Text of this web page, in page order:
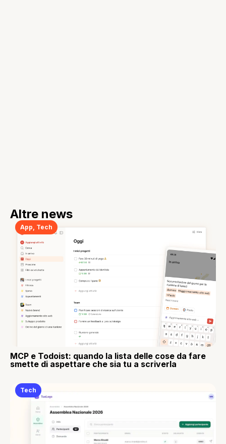
Altre news
App Tech
MCP e Todoist: quando la lista delle cose da fare
smette di aspettare che sia tu a scriverla
Tech